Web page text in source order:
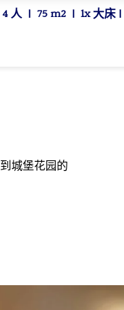
人 | 75 m2 | 1x 大床 |
城堡花园的